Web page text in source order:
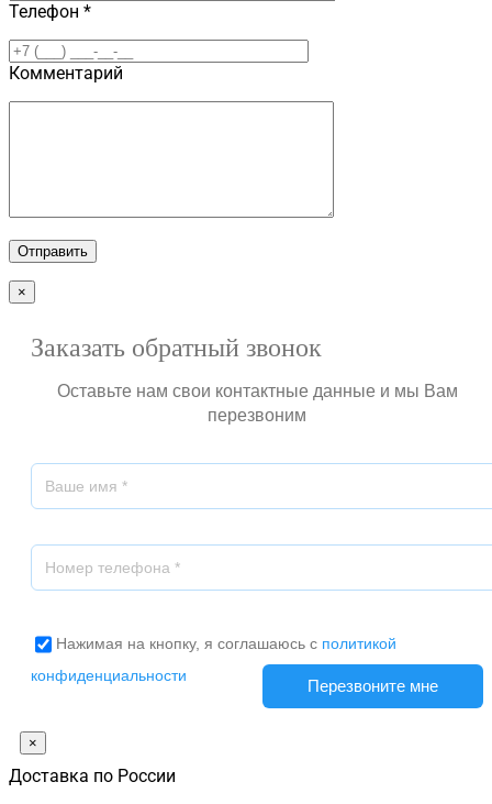
Телефон *
Комментарий
×
Заказать обратный звонок
Оставьте нам свои контактные данные и мы Вам
перезвоним
Нажимая на кнопку, я соглашаюсь с политикой
конфиденциальности
×
Доставка по России